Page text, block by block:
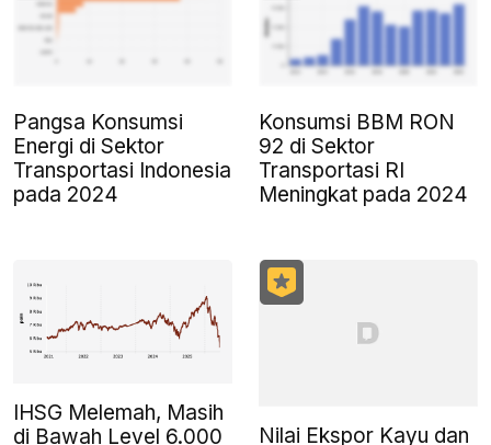
Pangsa Konsumsi
Energi di Sektor
Transportasi Indonesia
pada 2024
Konsumsi BBM RON
92 di Sektor
Transportasi RI
Meningkat pada 2024
IHSG Melemah, Masih
di Bawah Level 6.000
Nilai Ekspor Kayu dan